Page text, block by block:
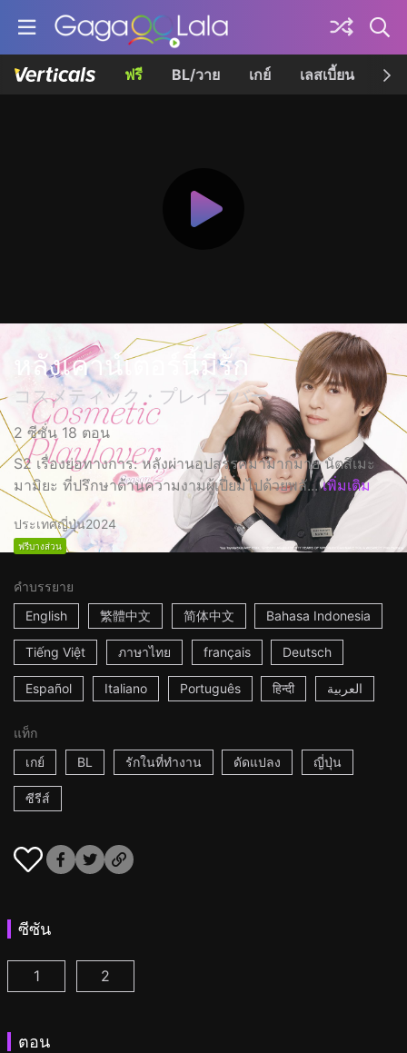
ฟรี BL/วาย เกย์ เลสเบี้ยน เค
หลังเคาน์เตอร์นี้มีรัก
コスメティック・プレイラバー
2 ซีซั่น 18 ตอน
S2 เรื่องย่อทางการ: หลังผ่านอุปสรรคมามากมาย นัตสึเมะ
มามิยะ ที่ปรึกษาด้านความงามผู้เปี่ยมไปด้วยพลั... เพิ่มเติม
ประเทศญี่ปุ่น2024
ฟรีบางส่วน
คำบรรยาย
English
繁體中文 简体中文 Bahasa Indonesia
Tiếng Việt ภาษาไทย français Deutsch
Español Italiano Português हिन्दी العربية
แท็ก
เกย์
BL รักในที่ทำงาน ดัดแปลง ญี่ปุ่น
ซีรีส์
ซีซัน
หลังเคาน์เตอร์นี้มีรัก ตอนที่ 1
1 หลังเคาน์เตอร์นี้มีรัก ซีซัน 2 ตอนที่ 1
2
ตอน